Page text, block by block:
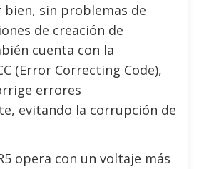
sin problemas de
de creación de
cuenta con la
(Error Correcting Code),
errores
evitando la corrupción de
opera con un voltaje más